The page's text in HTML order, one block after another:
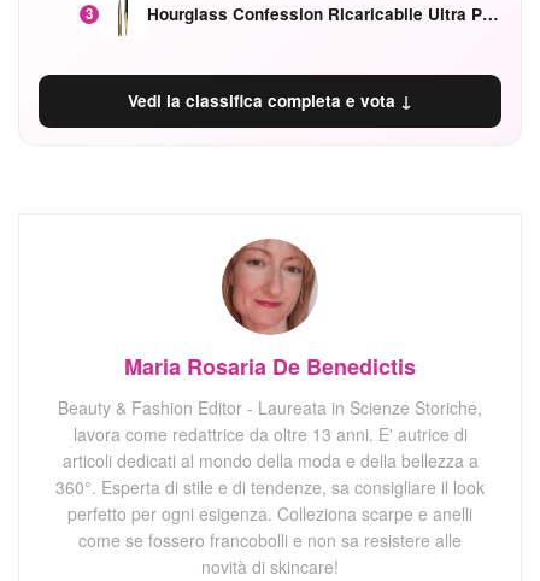
3 Hourglass Confession Ricaricabile Ultra Preciso Ad Alta Intensità Secretly Classic Red
Vedi la classifica completa e vota ↓
Maria Rosaria De Benedictis
Beauty & Fashion Editor - Laureata in Scienze Storiche,
lavora come redattrice da oltre 13 anni. E' autrice di
articoli dedicati al mondo della moda e della bellezza a
360°. Esperta di stile e di tendenze, sa consigliare il look
perfetto per ogni esigenza. Colleziona scarpe e anelli
come se fossero francobolli e non sa resistere alle
novità di skincare!